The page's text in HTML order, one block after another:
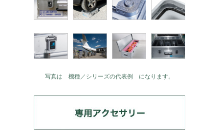
写真は 機種／シリーズの代表例 になります。